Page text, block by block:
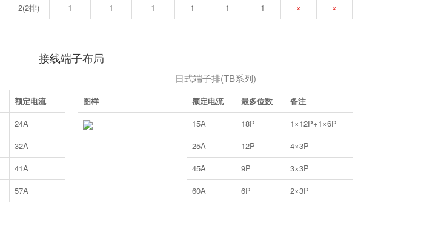
2(2排) 1 1 1 1 1 1 × ×
接线端子布局
额定电流
24A
32A
41A
57A
图样 额定电流 最多位数
备注
15A
18P
1×12P+1×6P
25A
12P
4×3P
45A
9P
3×3P
60A
6P 2×3P
日式端子排(TB系列)